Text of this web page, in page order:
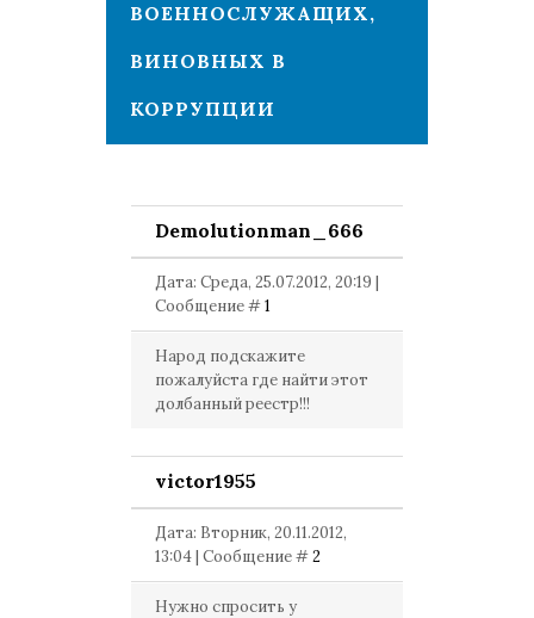
ВОЕННОСЛУЖАЩИХ,
ВИНОВНЫХ В
КОРРУПЦИИ
Demolutionman_666
Дата: Среда, 25.07.2012, 20:19 |
Сообщение #1
Народ подскажите
пожалуйста где найти этот
долбанный реестр!!!
victor1955
Дата: Вторник, 20.11.2012,
13:04 | Сообщение #2
Нужно спросить у